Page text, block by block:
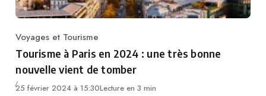
Category
Voyages et Tourisme
Tourisme à Paris en 2024 : une très bonne
nouvelle vient de tomber
25 février 2024 à 15:30Lecture en 3 min